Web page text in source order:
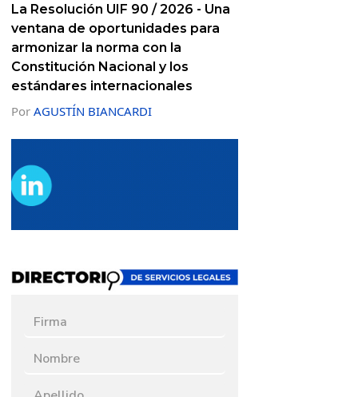
La Resolución UIF 90 / 2026 - Una
ventana de oportunidades para
armonizar la norma con la
Constitución Nacional y los
estándares internacionales
Por AGUSTÍN BIANCARDI